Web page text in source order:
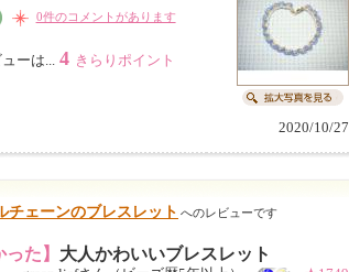
0件のコメントがあります
ーは... 4 きらりポイント
2020/10/27
チェーンのブレスレット へのレビューです
た】 大人かわいいブレスレット